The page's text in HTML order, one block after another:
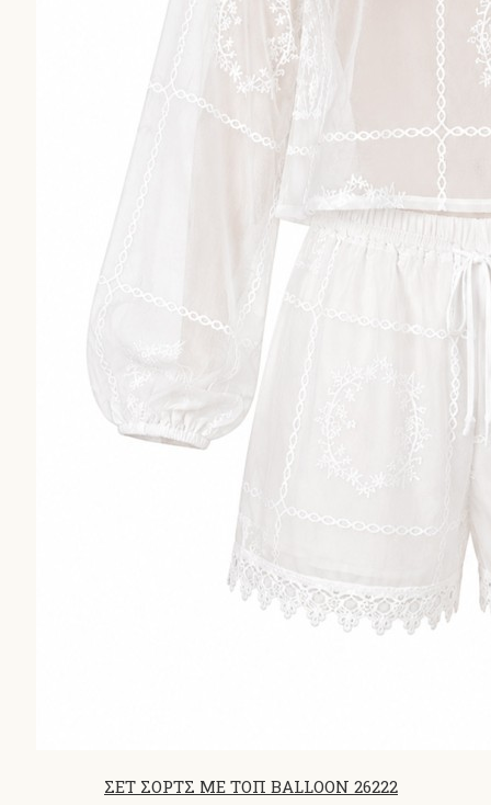
ΣΕΤ ΣΟΡΤΣ ΜΕ ΤΟΠ BALLOON 26222